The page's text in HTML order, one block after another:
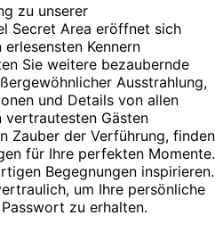
zu unserer
Secret Area eröffnet sich
Kennern
Sie weitere bezaubernde
Ausstrahlung,
und Details von allen
vertrautesten Gästen
Zauber der Verführung, finden
für Ihre perfekten Momente.
Begegnungen inspirieren.
um Ihre persönliche
zu erhalten.